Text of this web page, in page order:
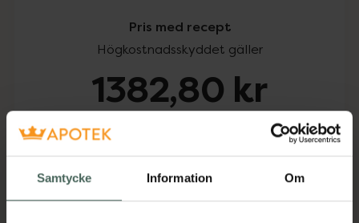
Samtycke Information Om
Pris med recept
Högkostnadsskyddet gäller
1382,80 kr
Köp via ditt recept